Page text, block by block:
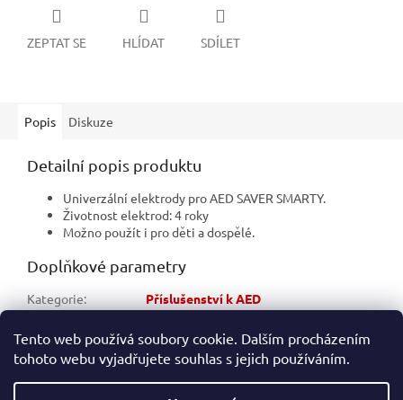
Tento web používá soubory cookie. Dalším procházením
tohoto webu vyjadřujete souhlas s jejich používáním.
ZEPTAT SE HLÍDAT SDÍLET
Popis Diskuze
Detailní popis produktu
Univerzální elektrody pro AED SAVER SMARTY.
Životnost elektrod: 4 roky
Možno použít i pro děti a dospělé.
Doplňkové parametry
Kategorie:
Příslušenství k AED